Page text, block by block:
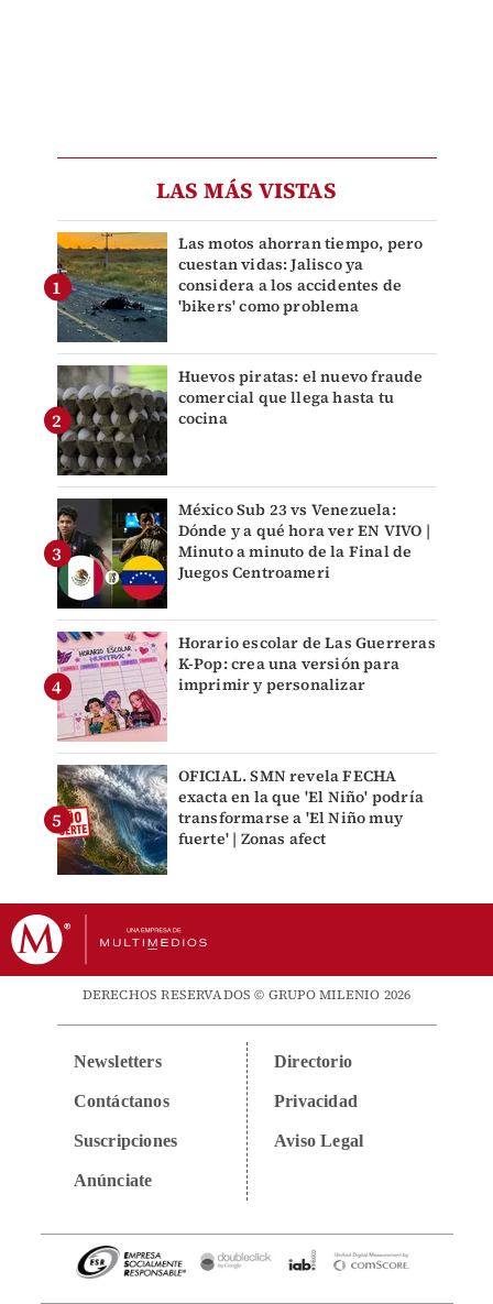
LAS MÁS VISTAS
Las motos ahorran tiempo, pero
cuestan vidas: Jalisco ya
considera a los accidentes de
'bikers' como problema
Huevos piratas: el nuevo fraude
comercial que llega hasta tu
cocina
México Sub 23 vs Venezuela:
Dónde y a qué hora ver EN VIVO |
Minuto a minuto de la Final de
Juegos Centroameri
Horario escolar de Las Guerreras
K-Pop: crea una versión para
imprimir y personalizar
OFICIAL. SMN revela FECHA
exacta en la que 'El Niño' podría
transformarse a 'El Niño muy
fuerte' | Zonas afect
DERECHOS RESERVADOS © GRUPO MILENIO 2026
Newsletters
Contáctanos
Suscripciones
Anúnciate
Directorio
Privacidad
Aviso Legal